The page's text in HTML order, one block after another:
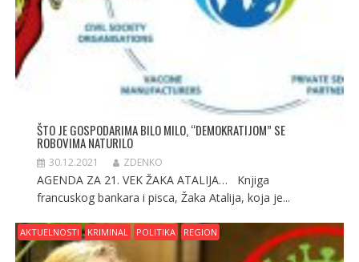
ŠTO JE GOSPODARIMA BILO MILO, “DEMOKRATIJOM” SE
ROBOVIMA NATURILO
30.12.2021 ZDENKO
AGENDA ZA 21. VEK ŽAKA ATALIJA… Knjiga
francuskog bankara i pisca, Žaka Atalija, koja je...
AKTUELNOSTI KRIMINAL POLITIKA REGION